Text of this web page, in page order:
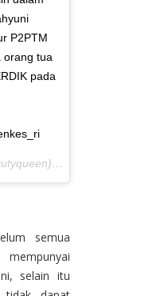
P2PTM
orang tua
pada
A post shared by Tuty (@tutyqueen) on
semua
selain itu